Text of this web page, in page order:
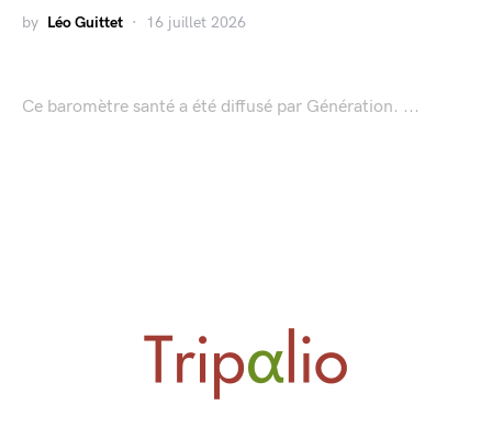
by Léo Guittet 16 juillet 2026
Ce baromètre santé a été diffusé par Génération. ...